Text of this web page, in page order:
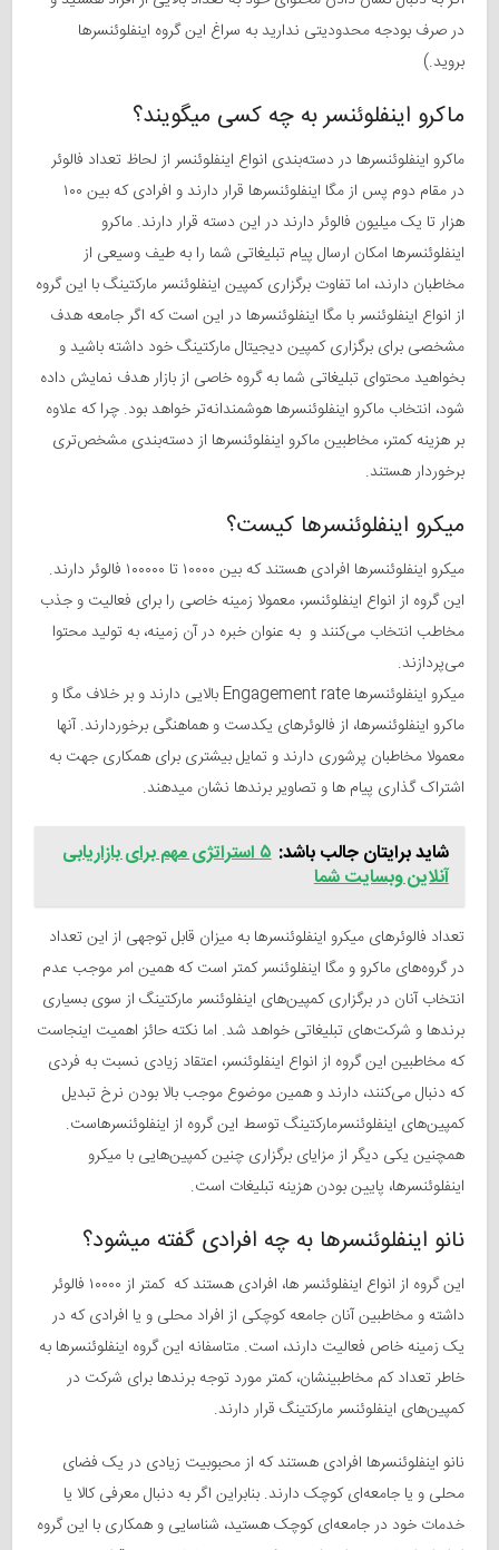
در صرف بودجه محدودیتی ندارید به سراغ این گروه اینفلوئنسرها
بروید.)
ماکرو اینفلوئنسر به چه کسی میگویند؟
ماکرو اینفلوئنسرها در دسته‌بندی انواع اینفلوئنسر از لحاظ تعداد فالوئر
در مقام دوم پس از مگا اینفلوئنسرها قرار دارند و افرادی که بین ۱۰۰
هزار تا یک میلیون فالوئر دارند در این دسته قرار دارند. ماکرو
اینفلوئنسرها امکان ارسال پیام تبلیغاتی شما را به طیف وسیعی از
مخاطبان دارند، اما تفاوت برگزاری کمپین اینفلوئنسر مارکتینگ با این گروه
از انواع اینفلوئنسر با مگا اینفلوئنسرها در این است که اگر جامعه هدف
مشخصی برای برگزاری کمپین دیجیتال مارکتینگ خود داشته باشید و
بخواهید محتوای تبلیغاتی شما به گروه خاصی از بازار هدف نمایش داده
شود، انتخاب ماکرو اینفلوئنسرها هوشمندانه‌تر خواهد بود. چرا که علاوه
بر هزینه کمتر، مخاطبین ماکرو اینفلوئنسرها از دسته‌بندی مشخص‌تری
برخوردار هستند.
میکرو اینفلوئنسرها کیست؟
میکرو اینفلوئنسرها افرادی هستند که بین ۱۰۰۰۰ تا ۱۰۰۰۰۰ فالوئر دارند.
این گروه از انواع اینفلوئنسر، معمولا زمینه خاصی را برای فعالیت و جذب
مخاطب انتخاب می‌کنند و به عنوان خبره در آن زمینه، به تولید محتوا
می‌پردازند.
میکرو اینفلوئنسرها Engagement rate بالایی دارند و بر خلاف مگا و
ماکرو اینفلوئنسرها، از فالوئرهای یکدست و هماهنگی برخوردارند. آنها
معمولا مخاطبان پرشوری دارند و تمایل بیشتری برای همکاری جهت به
اشتراک گذاری پیام ها و تصاویر برندها نشان میدهند.
شاید برایتان جالب باشد:
۵ استراتژی مهم برای بازاریابی
آنلاین وبسایت شما
تعداد فالوئرهای میکرو اینفلوئنسرها به میزان قابل توجهی از این تعداد
در گروه‌‌های ماکرو و مگا اینفلوئنسر کمتر است که همین امر موجب عدم
انتخاب آنان در برگزاری کمپین‌های اینفلوئنسر مارکتینگ از سوی بسیاری
برندها و شرکت‌های تبلیغاتی خواهد شد. اما نکته حائز اهمیت اینجاست
که مخاطبین این گروه از انواع اینفلوئنسر، اعتقاد زیادی نسبت به فردی
که دنبال می‌کنند، دارند و همین موضوع موجب بالا بودن نرخ تبدیل
کمپین‌های اینفلوئنسرمارکتینگ توسط این گروه از اینفلوئنسرهاست.
همچنین یکی دیگر از مزایای برگزاری چنین کمپین‌هایی با میکرو
اینفلوئنسرها، پایین بودن هزینه تبلیغات است.
نانو اینفلوئنسرها به چه افرادی گفته میشود؟
این گروه از انواع اینفلوئنسر ها، افرادی هستند که کمتر از ۱۰۰۰۰ فالوئر
داشته و مخاطبین آنان جامعه کوچکی از افراد محلی و یا افرادی که در
یک زمینه خاص فعالیت دارند، است. متاسفانه این گروه اینفلوئنسرها به
خاطر تعداد کم مخاطبینشان، کمتر مورد توجه برندها برای شرکت در
کمپین‌های اینفلوئنسر مارکتینگ قرار دارند.
نانو اینفلوئنسرها افرادی هستند که از محبوبیت زیادی در یک فضای
محلی و یا جامعه‌ای کوچک دارند. بنابراین اگر به دنبال معرفی کالا یا
خدمات خود در جامعه‌ای کوچک هستید، شناسایی و همکاری با این گروه